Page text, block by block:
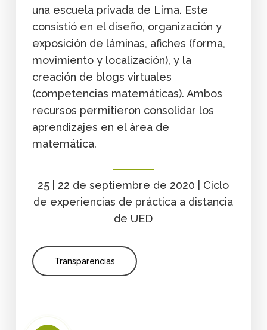
una escuela privada de Lima. Este
consistió en el diseño, organización y
exposición de láminas, afiches (forma,
movimiento y localización), y la
creación de blogs virtuales
(competencias matemáticas). Ambos
recursos permitieron consolidar los
aprendizajes en el área de
matemática.
25 | 22 de septiembre de 2020 | Ciclo
de experiencias de práctica a distancia
de UED
Transparencias